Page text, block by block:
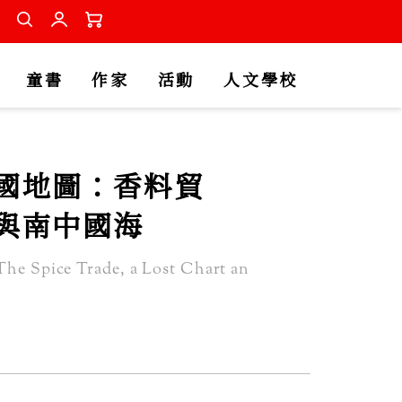
童書 作家 活動 人文學校
地圖：香料貿
南中國海
Spice Trade, a Lost Chart an